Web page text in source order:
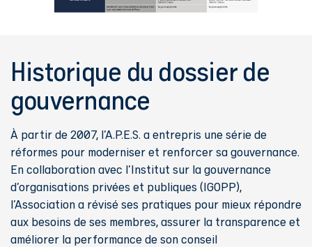
par alternance.
parité hommes-femmes
40 % de
femmes
Historique du dossier de
gouvernance
À partir de 2007, l’A.P.E.S. a entrepris une série de
réformes pour moderniser et renforcer sa gouvernance.
En collaboration avec l’Institut sur la gouvernance
d’organisations privées et publiques (IGOPP),
l’Association a révisé ses pratiques pour mieux répondre
aux besoins de ses membres, assurer la transparence et
améliorer la performance de son conseil